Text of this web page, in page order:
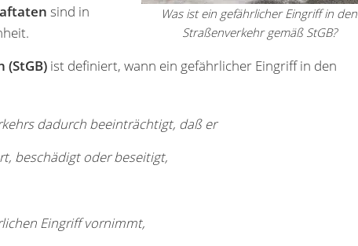
Was ist ein gefährlicher Eingriff in den
Straßenverkehr gemäß StGB?
sind in
(StGB) ist definiert, wann ein gefährlicher Eingriff in den
dadurch beeinträchtigt, daß er
beschädigt oder beseitigt,
Eingriff vornimmt,